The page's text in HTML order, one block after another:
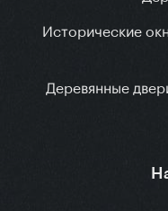
Исторические
Деревянные